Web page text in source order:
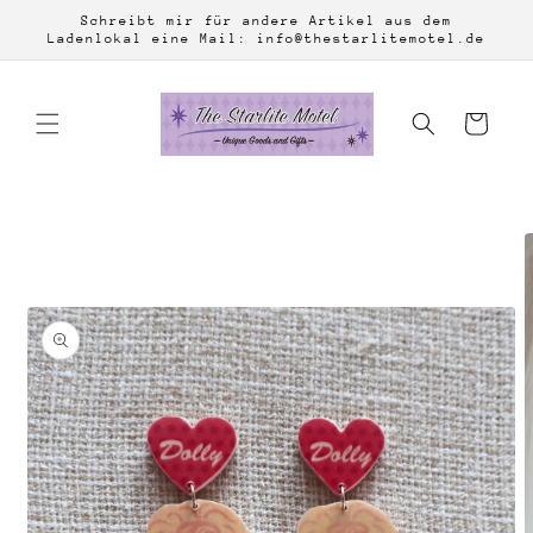
Inhalt
Schreibt mir für andere Artikel aus dem
Ladenlokal eine Mail: info@thestarlitemotel.de
Warenkorb